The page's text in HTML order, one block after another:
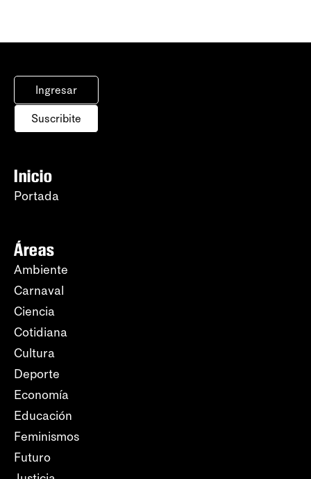
Ingresar
Suscribite
Inicio
Portada
Áreas
Ambiente
Carnaval
Ciencia
Cotidiana
Cultura
Deporte
Economía
Educación
Feminismos
Futuro